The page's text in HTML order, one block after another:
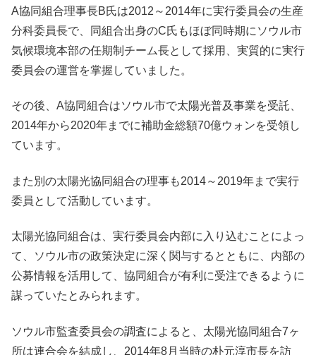
A協同組合理事長B氏は2012～2014年に実行委員会の生産
分科委員長で、同組合出身のC氏もほぼ同時期にソウル市
気候環境本部の任期制チーム長として採用、実質的に実行
委員会の運営を掌握していました。
その後、A協同組合はソウル市で太陽光普及事業を受託、
2014年から2020年までに補助金総額70億ウォンを受領し
ています。
また別の太陽光協同組合の理事も2014～2019年まで実行
委員として活動しています。
太陽光協同組合は、実行委員会内部に入り込むことによっ
て、ソウル市の政策決定に深く関与するとともに、内部の
公募情報を活用して、協同組合が有利に受注できるように
謀っていたとみられます。
ソウル市監査委員会の調査によると、太陽光協同組合7ヶ
所は連合会を結成し、2014年8月当時の朴元淳市長を訪